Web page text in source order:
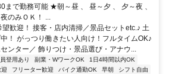
まで勤務可能 ★朝～昼 、 昼～夕 、 夕～夜 、
のみＯＫ！ ...
歓迎！ 接客・店内清掃／景品セットetc.♪ 土
！ がっつり働きたい人向け！フルタイムOK♪
ンター／ 飾りつけ・景品選び・アナウ...
登用あり 副業・WワークOK
1日4時間以内OK
フリーター歓迎 バイク通勤OK 早朝
シフト自由